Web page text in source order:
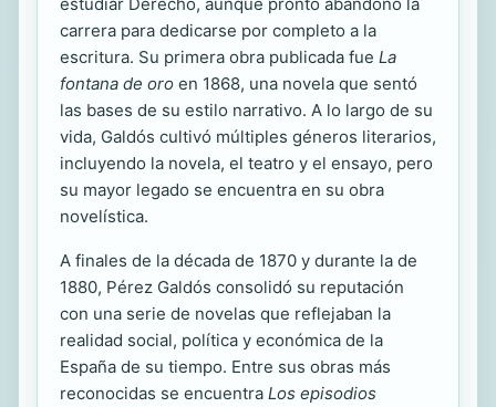
carrera para dedicarse por completo a la
escritura. Su primera obra publicada fue La
fontana de oro en 1868, una novela que sentó
las bases de su estilo narrativo. A lo largo de su
vida, Galdós cultivó múltiples géneros literarios,
incluyendo la novela, el teatro y el ensayo, pero
su mayor legado se encuentra en su obra
novelística.
A finales de la década de 1870 y durante la de
1880, Pérez Galdós consolidó su reputación
con una serie de novelas que reflejaban la
realidad social, política y económica de la
España de su tiempo. Entre sus obras más
reconocidas se encuentra Los episodios